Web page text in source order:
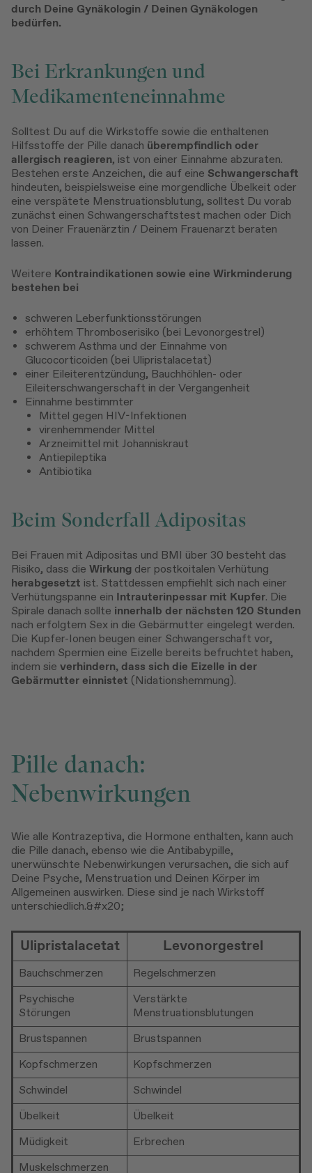
durch Deine Gynäkologin / Deinen Gynäkologen
bedürfen.
Bei Erkrankungen und
Medikamenteneinnahme
Solltest Du auf die Wirkstoffe sowie die enthaltenen
Hilfsstoffe der Pille danach überempfindlich oder
allergisch reagieren, ist von einer Einnahme abzuraten.
Bestehen erste Anzeichen, die auf eine Schwangerschaft
hindeuten, beispielsweise eine morgendliche Übelkeit oder
eine verspätete Menstruationsblutung, solltest Du vorab
zunächst einen Schwangerschaftstest machen oder Dich
von Deiner Frauenärztin / Deinem Frauenarzt beraten
lassen.
Weitere Kontraindikationen sowie eine Wirkminderung
bestehen bei
schweren Leberfunktionsstörungen
erhöhtem Thromboserisiko (bei Levonorgestrel)
schwerem Asthma und der Einnahme von
Glucocorticoiden (bei Ulipristalacetat)
einer Eileiterentzündung, Bauchhöhlen- oder
Eileiterschwangerschaft in der Vergangenheit
Einnahme bestimmter
Mittel gegen HIV-Infektionen
virenhemmender Mittel
Arzneimittel mit Johanniskraut
Antiepileptika
Antibiotika
Beim Sonderfall Adipositas
Bei Frauen mit Adipositas und BMI über 30 besteht das
Risiko, dass die Wirkung der postkoitalen Verhütung
herabgesetzt ist. Stattdessen empfiehlt sich nach einer
Verhütungspanne ein Intrauterinpessar mit Kupfer. Die
Spirale danach sollte innerhalb der nächsten 120 Stunden
nach erfolgtem Sex in die Gebärmutter eingelegt werden.
Die Kupfer-Ionen beugen einer Schwangerschaft vor,
nachdem Spermien eine Eizelle bereits befruchtet haben,
indem sie verhindern, dass sich die Eizelle in der
Gebärmutter einnistet (Nidationshemmung).
Pille danach:
Nebenwirkungen
Wie alle Kontrazeptiva, die Hormone enthalten, kann auch
die Pille danach, ebenso wie die Antibabypille,
unerwünschte Nebenwirkungen verursachen, die sich auf
Deine Psyche, Menstruation und Deinen Körper im
Allgemeinen auswirken. Diese sind je nach Wirkstoff
unterschiedlich.&#x20;
Ulipristalacetat Levonorgestrel
Bauchschmerzen
Regelschmerzen
Psychische
Störungen
Verstärkte
Menstruationsblutungen
Brustspannen
Brustspannen
Kopfschmerzen
Kopfschmerzen
Schwindel
Schwindel
Übelkeit
Übelkeit
Müdigkeit
Erbrechen
Muskelschmerzen